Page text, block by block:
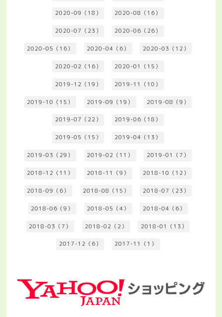
2020-09（18） 2020-08（16）
2020-07（23） 2020-06（26）
2020-05（16） 2020-04（6） 2020-03（12）
2020-02（16） 2020-01（15）
2019-12（19） 2019-11（10）
2019-10（15） 2019-09（19） 2019-08（9）
2019-07（22） 2019-06（18）
2019-05（15） 2019-04（13）
2019-03（29） 2019-02（11） 2019-01（7）
2018-12（11） 2018-11（9） 2018-10（12）
2018-09（6） 2018-08（15） 2018-07（23）
2018-06（9） 2018-05（4） 2018-04（6）
2018-03（7） 2018-02（2） 2018-01（13）
2017-12（6） 2017-11（1）